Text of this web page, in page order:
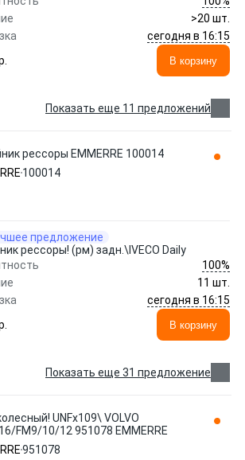
>20 шт.
сегодня в 16:15
В корзину
Показать еще 11 предложений
рессоры EMMERRE 100014
100014
предложение
рессоры! (рм) задн.\IVECO Daily
100%
11 шт.
сегодня в 16:15
В корзину
Показать еще 31 предложение
UNFx109\ VOLVO
FM9/10/12 951078 EMMERRE
951078